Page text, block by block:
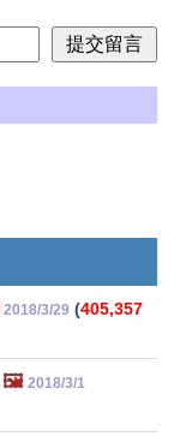
2018/3/29 (405,357
🖼️ 2018/3/1